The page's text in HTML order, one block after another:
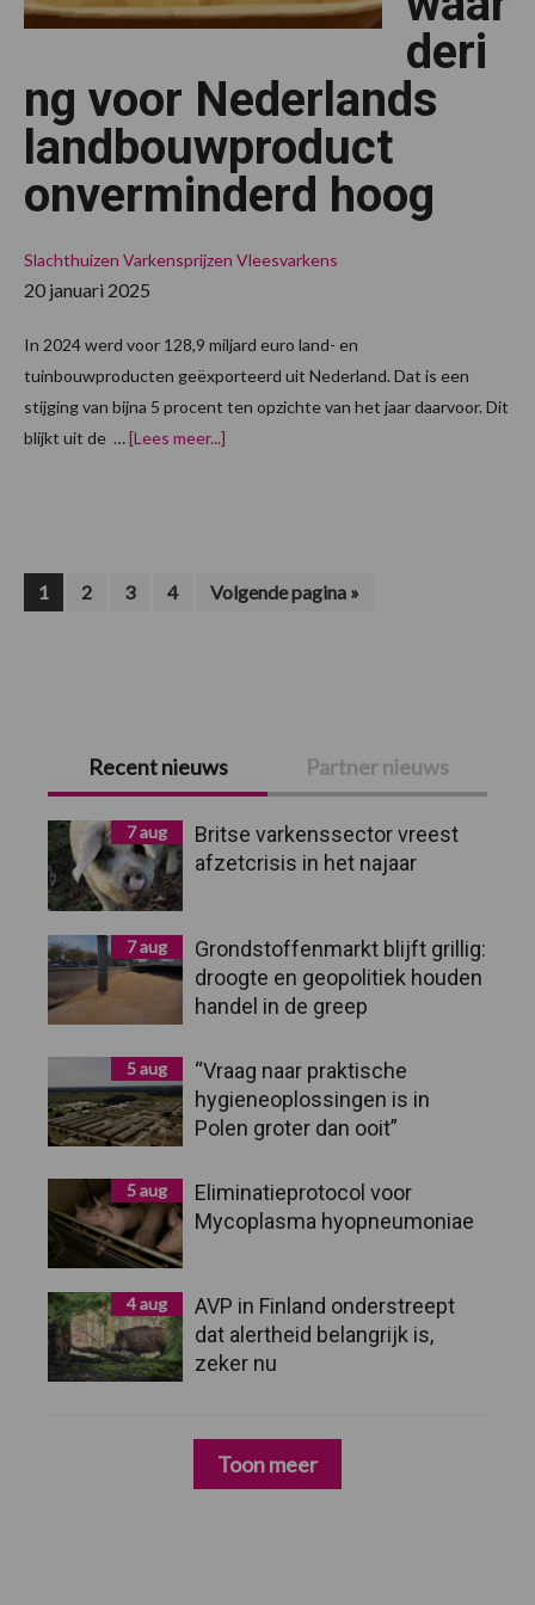
deri
ng voor Nederlands
landbouwproduct
onverminderd hoog
Slachthuizen Varkensprijzen Vleesvarkens
20 januari 2025
In 2024 werd voor 128,9 miljard euro land- en
tuinbouwproducten geëxporteerd uit Nederland. Dat is een
stijging van bijna 5 procent ten opzichte van het jaar daarvoor. Dit
blijkt uit de …[Lees meer...]
Pagina
1 Pagina
2 Pagina
3 Pagina
4
Ga
naar
Volgende pagina »
Primaire
Sidebar
Recent nieuws Partner nieuws
7 aug
Britse varkenssector vreest
afzetcrisis in het najaar
7 aug
Grondstoffenmarkt blijft grillig:
droogte en geopolitiek houden
handel in de greep
5 aug
“Vraag naar praktische
hygieneoplossingen is in
Polen groter dan ooit”
5 aug
Eliminatieprotocol voor
Mycoplasma hyopneumoniae
4 aug
AVP in Finland onderstreept
dat alertheid belangrijk is,
zeker nu
Toon meer